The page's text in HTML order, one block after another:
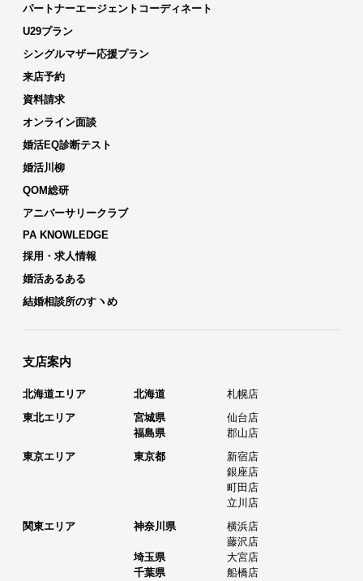
パートナーエージェントコーディネート
U29プラン
シングルマザー応援プラン
来店予約
資料請求
オンライン面談
婚活EQ診断テスト
婚活川柳
QOM総研
アニバーサリークラブ
PA KNOWLEDGE
採用・求人情報
婚活あるある
結婚相談所のすヽめ
支店案内
北海道エリア 北海道
札幌店
東北エリア
宮城県
仙台店
福島県
郡山店
東京エリア
東京都
新宿店
銀座店
町田店
立川店
関東エリア
神奈川県
横浜店
藤沢店
埼玉県
大宮店
千葉県
船橋店